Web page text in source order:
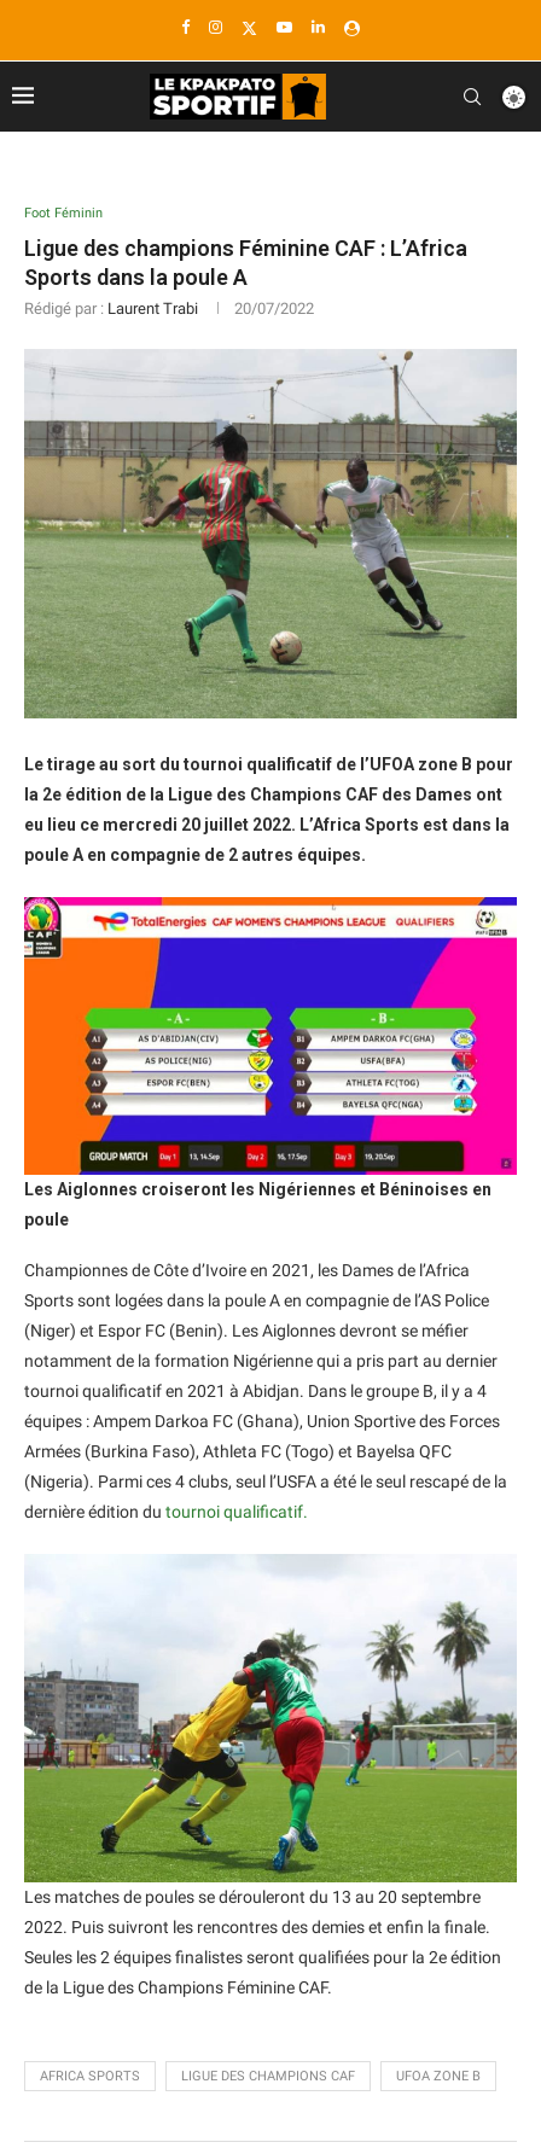
Foot Féminin
Ligue des champions Féminine CAF : L’Africa
Sports dans la poule A
Rédigé par : Laurent Trabi 20/07/2022
Le tirage au sort du tournoi qualificatif de l’UFOA zone B pour
la 2e édition de la Ligue des Champions CAF des Dames ont
eu lieu ce mercredi 20 juillet 2022. L’Africa Sports est dans la
poule A en compagnie de 2 autres équipes.
Les Aiglonnes croiseront les Nigériennes et Béninoises en
poule
Championnes de Côte d’Ivoire en 2021, les Dames de l’Africa
Sports sont logées dans la poule A en compagnie de l’AS Police
(Niger) et Espor FC (Benin). Les Aiglonnes devront se méfier
notamment de la formation Nigérienne qui a pris part au dernier
tournoi qualificatif en 2021 à Abidjan. Dans le groupe B, il y a 4
équipes : Ampem Darkoa FC (Ghana), Union Sportive des Forces
Armées (Burkina Faso), Athleta FC (Togo) et Bayelsa QFC
(Nigeria). Parmi ces 4 clubs, seul l’USFA a été le seul rescapé de la
dernière édition du tournoi qualificatif.
Les matches de poules se dérouleront du 13 au 20 septembre
2022. Puis suivront les rencontres des demies et enfin la finale.
Seules les 2 équipes finalistes seront qualifiées pour la 2e édition
de la Ligue des Champions Féminine CAF.
AFRICA SPORTS LIGUE DES CHAMPIONS CAF UFOA ZONE B